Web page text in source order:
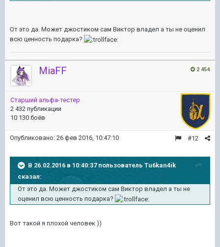
От это да. Может джостиком сам Виктор владел а ты не оценил
всю ценность подарка?
2 454
MiaFF
Старший альфа-тестер
2 432 публикации
10 130 боёв
#12
Опубликовано: 26 фев 2016, 10:47:10
В 26.02.2016 в 10:40:37 пользователь Tu6kan4ik
сказал:
От это да. Может джостиком сам Виктор владел а ты не
оценил всю ценность подарка?
Вот такой я плохой человек ))